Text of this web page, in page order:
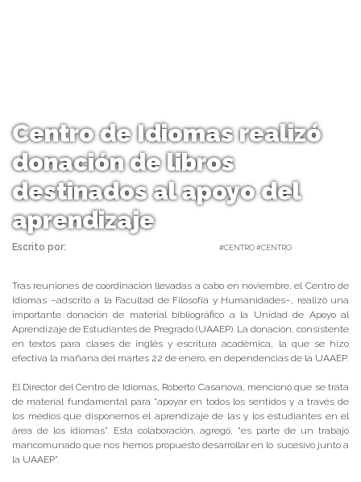
Centro de Idiomas realizó
donación de libros
destinados al apoyo del
aprendizaje
Escrito por: #CENTRO #CENTRO
Tras reuniones de coordinación llevadas a cabo en noviembre, el Centro de
Idiomas –adscrito a la Facultad de Filosofía y Humanidades–, realizó una
importante donación de material bibliográfico a la Unidad de Apoyo al
Aprendizaje de Estudiantes de Pregrado (UAAEP). La donación, consistente
en textos para clases de inglés y escritura académica, la que se hizo
efectiva la mañana del martes 22 de enero, en dependencias de la UAAEP.
El Director del Centro de Idiomas, Roberto Casanova, mencionó que se trata
de material fundamental para “apoyar en todos los sentidos y a través de
los medios que disponemos el aprendizaje de las y los estudiantes en el
área de los idiomas”. Esta colaboración, agregó, “es parte de un trabajo
mancomunado que nos hemos propuesto desarrollar en lo sucesivo junto a
la UAAEP”.